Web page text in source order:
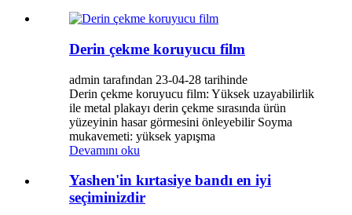
Derin çekme koruyucu film
admin tarafından 23-04-28 tarihinde
Derin çekme koruyucu film: Yüksek uzayabilirlik
ile metal plakayı derin çekme sırasında ürün
yüzeyinin hasar görmesini önleyebilir Soyma
mukavemeti: yüksek yapışma
Devamını oku
Yashen'in kırtasiye bandı en iyi
seçiminizdir